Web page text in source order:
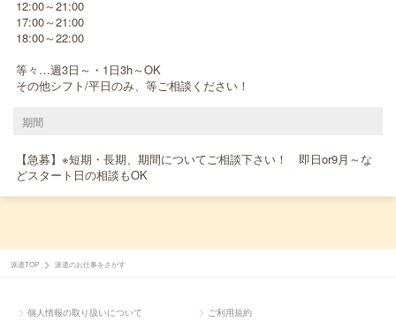
12:00～21:00
17:00～21:00
18:00～22:00
等々…週3日～・1日3h～OK
その他シフト/平日のみ、等ご相談ください！
期間
【急募】※短期・長期、期間についてご相談下さい！ 即日or9月～な
どスタート日の相談もOK
派遣TOP 派遣のお仕事をさがす
個人情報の取り扱いについて ご利用規約